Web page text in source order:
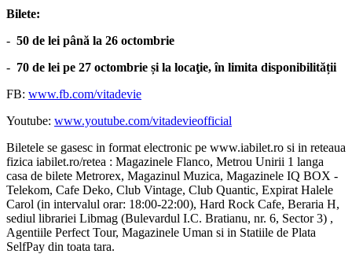
Bilete:
- 50 de lei până la 26 octombrie
- 70 de lei pe 27 octombrie și la locaţie, în limita disponibilității
FB: www.fb.com/vitadevie
Youtube: www.youtube.com/vitadevieofficial
Biletele se gasesc in format electronic pe www.iabilet.ro si in reteaua
fizica iabilet.ro/retea : Magazinele Flanco, Metrou Unirii 1 langa
casa de bilete Metrorex, Magazinul Muzica, Magazinele IQ BOX -
Telekom, Cafe Deko, Club Vintage, Club Quantic, Expirat Halele
Carol (in intervalul orar: 18:00-22:00), Hard Rock Cafe, Beraria H,
sediul librariei Libmag (Bulevardul I.C. Bratianu, nr. 6, Sector 3) ,
Agentiile Perfect Tour, Magazinele Uman si in Statiile de Plata
SelfPay din toata tara.